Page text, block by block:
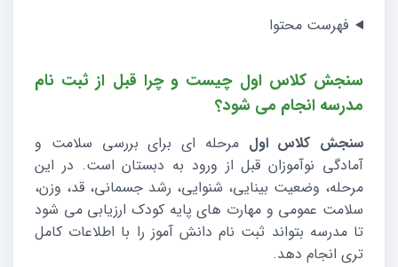
فهرست محتوا
سنجش کلاس اول چیست و چرا قبل از ثبت نام
مدرسه انجام می شود؟
سنجش کلاس اول مرحله ای برای بررسی سلامت و
آمادگی نوآموزان قبل از ورود به دبستان است. در این
مرحله، وضعیت بینایی، شنوایی، رشد جسمانی، قد، وزن،
سلامت عمومی و مهارت های پایه کودک ارزیابی می شود
تا مدرسه بتواند ثبت نام دانش آموز را با اطلاعات کامل
تری انجام دهد.